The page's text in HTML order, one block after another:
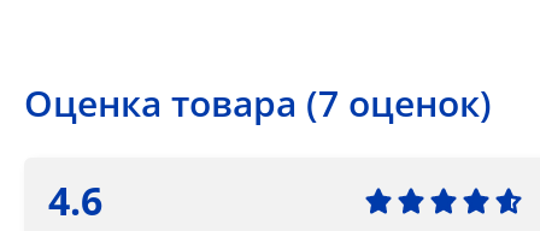
Оценка товара (7 оценок)
4.6